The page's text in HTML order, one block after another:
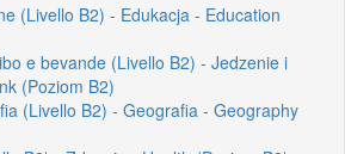
(Livello B2) - Edukacja - Education
e bevande (Livello B2) - Jedzenie i
(Poziom B2)
(Livello B2) - Geografia - Geography